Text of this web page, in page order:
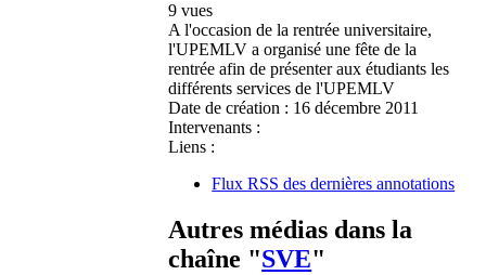
9 vues
A l'occasion de la rentrée universitaire,
l'UPEMLV a organisé une fête de la
rentrée afin de présenter aux étudiants les
différents services de l'UPEMLV
Date de création : 16 décembre 2011
Intervenants :
Liens :
Flux RSS des dernières annotations
Autres médias dans la
chaîne "SVE"